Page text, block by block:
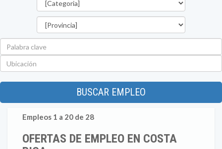
BUSCAR EMPLEO
Empleos 1 a 20 de 28
OFERTAS DE EMPLEO EN COSTA